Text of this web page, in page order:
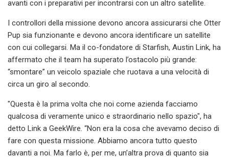
avanti con i preparativi per incontrarsi con un altro satellite.
I controllori della missione devono ancora assicurarsi che Otter
Pup sia funzionante e devono ancora identificare un satellite
con cui collegarsi. Ma il co-fondatore di Starfish, Austin Link, ha
affermato che il team ha superato l’ostacolo più grande:
“smontare” un veicolo spaziale che ruotava a una velocità di
circa un giro al secondo.
"Questa è la prima volta che noi come azienda facciamo
qualcosa di veramente unico e straordinario nello spazio", ha
detto Link a GeekWire. “Non era la cosa che avevamo deciso di
fare con questa missione. Abbiamo ancora tutto questo
davanti a noi. Ma farlo è, per me, un’altra prova di quanto sia